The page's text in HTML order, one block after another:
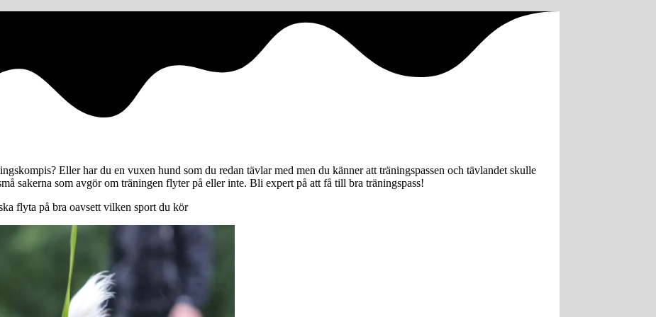
Eller har du en vuxen hund som du redan tävlar med men du känner att träningspassen och tävlandet skulle
sakerna som avgör om träningen flyter på eller inte. Bli expert på att få till bra träningspass!
flyta på bra oavsett vilken sport du kör